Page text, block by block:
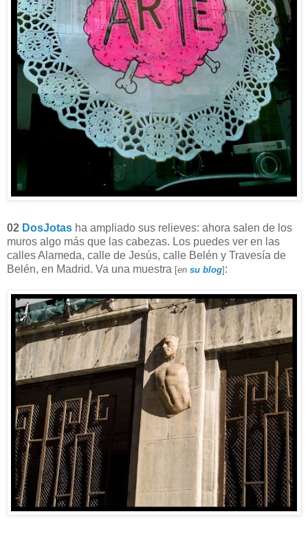
02 DosJotas ha ampliado sus relieves: ahora salen de los
muros algo más que las cabezas. Los puedes ver en las
calles Alameda, calle de Jesús, calle Belén y Travesía de
Belén, en Madrid. Va una muestra [en su blog] :